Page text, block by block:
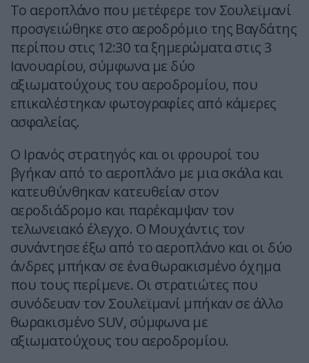
Το αεροπλάνο που μετέφερε τον Σουλεϊμανί
προσγειώθηκε στο αεροδρόμιο της Βαγδάτης
περίπου στις 12:30 τα ξημερώματα στις 3
Ιανουαρίου, σύμφωνα με δύο
αξιωματούχους του αεροδρομίου, που
επικαλέστηκαν φωτογραφίες από κάμερες
ασφαλείας.
Ο Ιρανός στρατηγός και οι φρουροί του
βγήκαν από το αεροπλάνο με μια σκάλα και
κατευθύνθηκαν κατευθείαν στον
αεροδιάδρομο και παρέκαμψαν τον
τελωνειακό έλεγχο. Ο Μουχάντις τον
συνάντησε έξω από το αεροπλάνο και οι δύο
άνδρες μπήκαν σε ένα θωρακισμένο όχημα
που τους περίμενε. Οι στρατιώτες που
συνόδευαν τον Σουλεϊμανί μπήκαν σε άλλο
θωρακισμένο SUV, σύμφωνα με
αξιωματούχους του αεροδρομίου.